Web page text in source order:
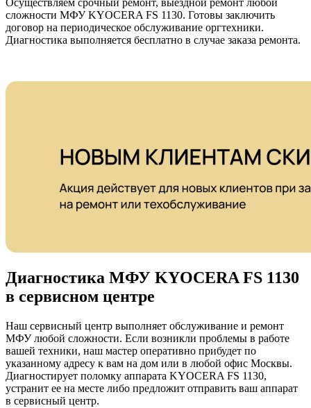
сложности МФУ KYOCERA FS 1130. Готовы заключить
договор на периодическое обслуживание оргтехники.
Диагностика выполняется бесплатно в случае заказа ремонта.
Диагностика МФУ KYOCERA FS 1130
в сервисном центре
Наш сервисный центр выполняет обслуживание и ремонт
МФУ любой сложности. Если возникли проблемы в работе
вашей техники, наш мастер оперативно прибудет по
указанному адресу к вам на дом или в любой офис Москвы.
Диагностирует поломку аппарата KYOCERA FS 1130,
устранит ее на месте либо предложит отправить ваш аппарат
в сервисный центр.